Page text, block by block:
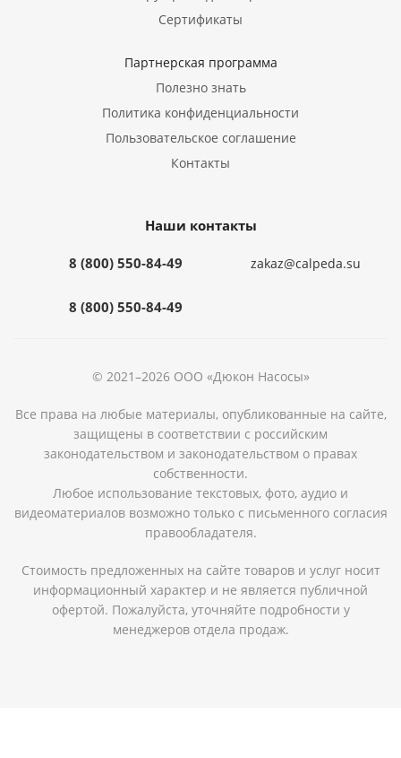
Сертификаты
Партнерская программа
Полезно знать
Политика конфиденциальности
Пользовательское соглашение
Контакты
Наши контакты
8 (800) 550-84-49
8 (800) 550-84-49
zakaz@calpeda.su
© 2021–2026 ООО «Дюкон Насосы»
Все права на любые материалы, опубликованные на сайте,
защищены в соответствии с российским
законодательством и законодательством о правах
собственности.
Любое использование текстовых, фото, аудио и
видеоматериалов возможно только с письменного согласия
правообладателя.
Стоимость предложенных на сайте товаров и услуг носит
информационный характер и не является публичной
офертой. Пожалуйста, уточняйте подробности у
менеджеров отдела продаж.